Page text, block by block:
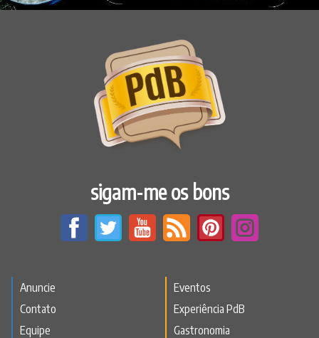
sigam-me os bons
Anuncie
Contato
Equipe
Eventos
Experiência PdB
Gastronomia